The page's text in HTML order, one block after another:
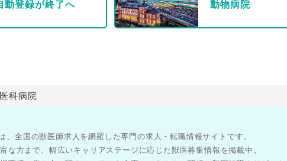
動登録が終了へ
動物病院
科病院
、全国の獣医師求人を網羅した専門の求人・転職情報サイトです。
な方まで、幅広いキャリアステージに応じた獣医募集情報を掲載中。